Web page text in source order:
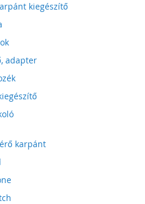
kiegészítő
adapter
karpánt